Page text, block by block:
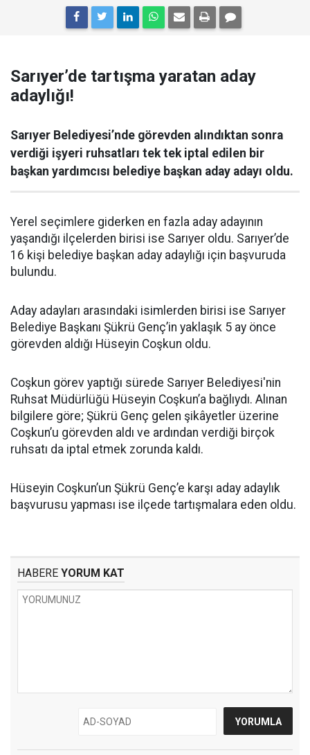
Sarıyer’de tartışma yaratan aday
adaylığı!
Sarıyer Belediyesi’nde görevden alındıktan sonra
verdiği işyeri ruhsatları tek tek iptal edilen bir
başkan yardımcısı belediye başkan aday adayı oldu.
Yerel seçimlere giderken en fazla aday adayının
yaşandığı ilçelerden birisi ise Sarıyer oldu. Sarıyer’de
16 kişi belediye başkan aday adaylığı için başvuruda
bulundu.
Aday adayları arasındaki isimlerden birisi ise Sarıyer
Belediye Başkanı Şükrü Genç’in yaklaşık 5 ay önce
görevden aldığı Hüseyin Coşkun oldu.
Coşkun görev yaptığı sürede Sarıyer Belediyesi'nin
Ruhsat Müdürlüğü Hüseyin Coşkun’a bağlıydı. Alınan
bilgilere göre; Şükrü Genç gelen şikâyetler üzerine
Coşkun’u görevden aldı ve ardından verdiği birçok
ruhsatı da iptal etmek zorunda kaldı.
Hüseyin Coşkun’un Şükrü Genç’e karşı aday adaylık
başvurusu yapması ise ilçede tartışmalara eden oldu.
HABERE YORUM KAT